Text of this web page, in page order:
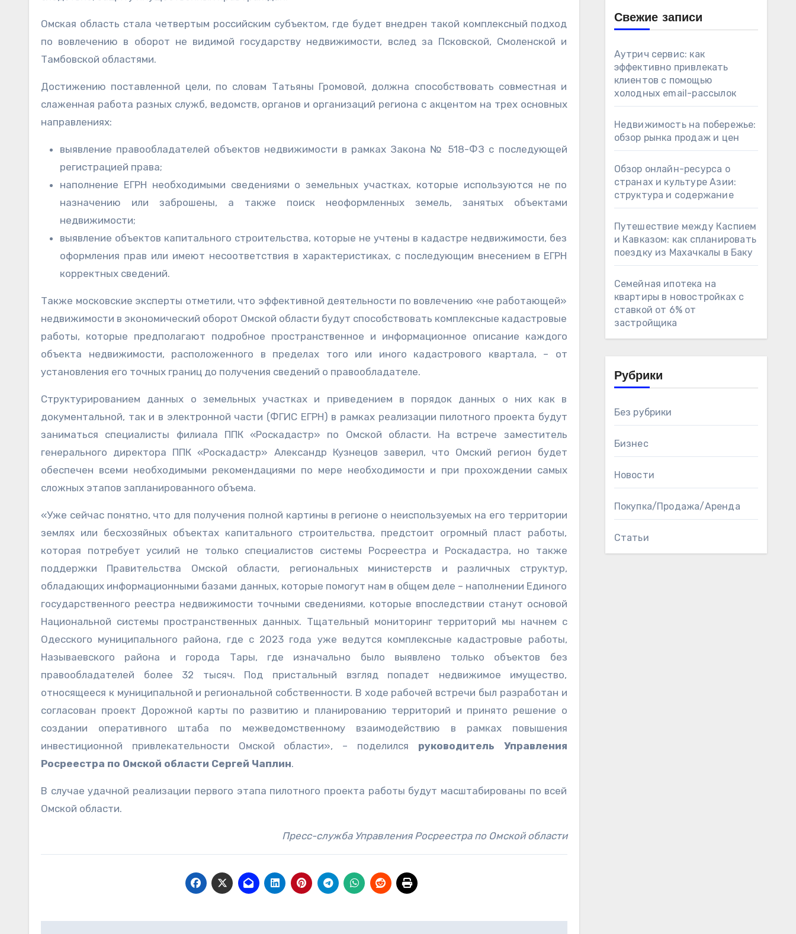
Омская область стала четвертым российским субъектом, где будет внедрен такой комплексный подход
по вовлечению в оборот не видимой государству недвижимости, вслед за Псковской, Смоленской и
Тамбовской областями.
Достижению поставленной цели, по словам Татьяны Громовой, должна способствовать совместная и
слаженная работа разных служб, ведомств, органов и организаций региона с акцентом на трех основных
направлениях:
выявление правообладателей объектов недвижимости в рамках Закона № 518-ФЗ с последующей
регистрацией права;
наполнение ЕГРН необходимыми сведениями о земельных участках, которые используются не по
назначению или заброшены, а также поиск неоформленных земель, занятых объектами
недвижимости;
выявление объектов капитального строительства, которые не учтены в кадастре недвижимости, без
оформления прав или имеют несоответствия в характеристиках, с последующим внесением в ЕГРН
корректных сведений.
Также московские эксперты отметили, что эффективной деятельности по вовлечению «не работающей»
недвижимости в экономический оборот Омской области будут способствовать комплексные кадастровые
работы, которые предполагают подробное пространственное и информационное описание каждого
объекта недвижимости, расположенного в пределах того или иного кадастрового квартала, – от
установления его точных границ до получения сведений о правообладателе.
Структурированием данных о земельных участках и приведением в порядок данных о них как в
документальной, так и в электронной части (ФГИС ЕГРН) в рамках реализации пилотного проекта будут
заниматься специалисты филиала ППК «Роскадастр» по Омской области. На встрече заместитель
генерального директора ППК «Роскадастр» Александр Кузнецов заверил, что Омский регион будет
обеспечен всеми необходимыми рекомендациями по мере необходимости и при прохождении самых
сложных этапов запланированного объема.
«Уже сейчас понятно, что для получения полной картины в регионе о неиспользуемых на его территории
землях или бесхозяйных объектах капитального строительства, предстоит огромный пласт работы,
которая потребует усилий не только специалистов системы Росреестра и Роскадастра, но также
поддержки Правительства Омской области, региональных министерств и различных структур,
обладающих информационными базами данных, которые помогут нам в общем деле – наполнении Единого
государственного реестра недвижимости точными сведениями, которые впоследствии станут основой
Национальной системы пространственных данных. Тщательный мониторинг территорий мы начнем с
Одесского муниципального района, где с 2023 года уже ведутся комплексные кадастровые работы,
Называевского района и города Тары, где изначально было выявлено только объектов без
правообладателей более 32 тысяч. Под пристальный взгляд попадет недвижимое имущество,
относящееся к муниципальной и региональной собственности. В ходе рабочей встречи был разработан и
согласован проект Дорожной карты по развитию и планированию территорий и принято решение о
создании оперативного штаба по межведомственному взаимодействию в рамках повышения
инвестиционной привлекательности Омской области», – поделился руководитель Управления
Росреестра по Омской области Сергей Чаплин.
В случае удачной реализации первого этапа пилотного проекта работы будут масштабированы по всей
Омской области.
Пресс-служба Управления Росреестра по Омской области
Свежие записи
Аутрич сервис: как
эффективно привлекать
клиентов с помощью
холодных email-рассылок
Недвижимость на побережье:
обзор рынка продаж и цен
Обзор онлайн-ресурса о
странах и культуре Азии:
структура и содержание
Путешествие между Каспием
и Кавказом: как спланировать
поездку из Махачкалы в Баку
Семейная ипотека на
квартиры в новостройках с
ставкой от 6% от
застройщика
Рубрики
Без рубрики
Бизнес
Новости
Покупка/Продажа/Аренда
Статьи